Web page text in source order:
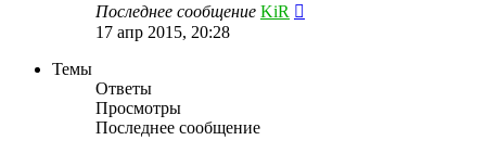
Последнее сообщение KiR
17 апр 2015, 20:28
Темы
Ответы
Просмотры
Последнее сообщение